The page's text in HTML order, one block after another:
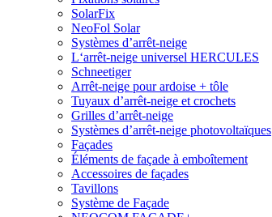
SolarFix
NeoFol Solar
Systèmes d’arrêt-neige
L‘arrêt-neige universel HERCULES
Schneetiger
Arrêt-neige pour ardoise + tôle
Tuyaux d’arrêt-neige et crochets
Grilles d’arrêt-neige
Systèmes d’arrêt-neige photovoltaïques
Façades
Éléments de façade à emboîtement
Accessoires de façades
Tavillons
Système de Façade